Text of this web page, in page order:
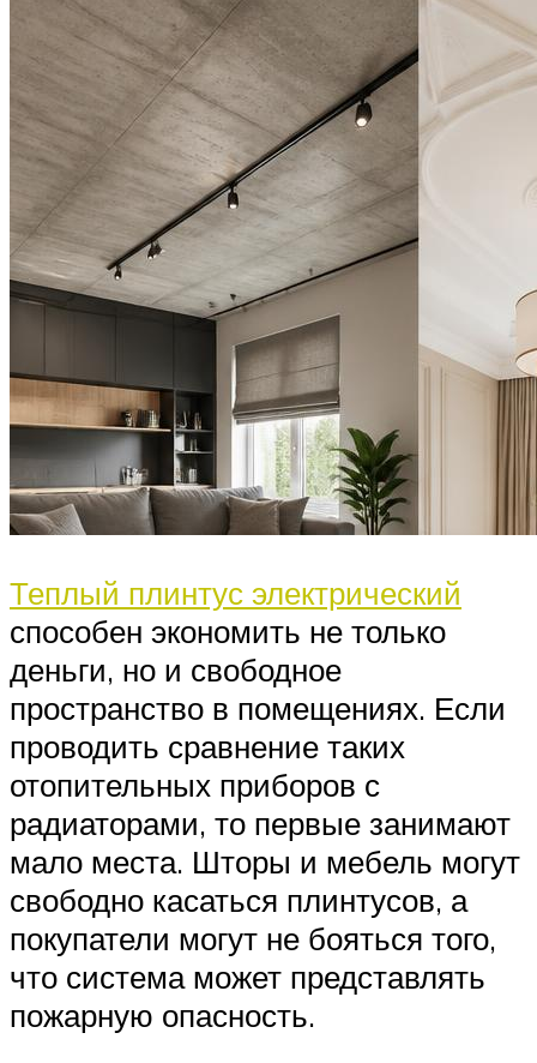
Теплый плинтус электрический
способен экономить не только
деньги, но и свободное
пространство в помещениях. Если
проводить сравнение таких
отопительных приборов с
радиаторами, то первые занимают
мало места. Шторы и мебель могут
свободно касаться плинтусов, а
покупатели могут не бояться того,
что система может представлять
пожарную опасность.